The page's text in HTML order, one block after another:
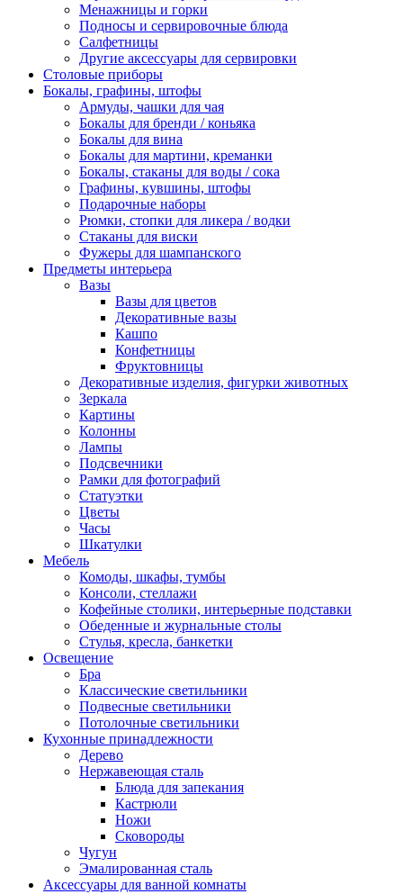
Менажницы и горки
Подносы и сервировочные блюда
Салфетницы
Другие аксессуары для сервировки
Столовые приборы
Бокалы, графины, штофы
Армуды, чашки для чая
Бокалы для бренди / коньяка
Бокалы для вина
Бокалы для мартини, креманки
Бокалы, стаканы для воды / сока
Графины, кувшины, штофы
Подарочные наборы
Рюмки, стопки для ликера / водки
Стаканы для виски
Фужеры для шампанского
Предметы интерьера
Вазы
Вазы для цветов
Декоративные вазы
Кашпо
Конфетницы
Фруктовницы
Декоративные изделия, фигурки животных
Зеркала
Картины
Колонны
Лампы
Подсвечники
Рамки для фотографий
Статуэтки
Цветы
Часы
Шкатулки
Мебель
Комоды, шкафы, тумбы
Консоли, стеллажи
Кофейные столики, интерьерные подставки
Обеденные и журнальные столы
Стулья, кресла, банкетки
Освещение
Бра
Классические светильники
Подвесные светильники
Потолочные светильники
Кухонные принадлежности
Дерево
Нержавеющая сталь
Блюда для запекания
Кастрюли
Ножи
Сковороды
Чугун
Эмалированная сталь
Аксессуары для ванной комнаты